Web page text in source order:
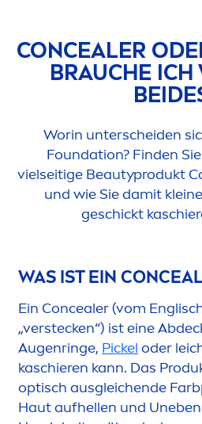
CONCEALER
BRAUCHE
Worin unterscheiden
Foundation? Finden
vielseitige Beautyprodukt
und wie Sie damit
geschickt
WAS IST EIN
Ein Concealer (vom
„verstecken“) ist eine
Augenringe, Pickel oder
kaschieren kann. Das
optisch ausgleichende
Haut aufhellen und